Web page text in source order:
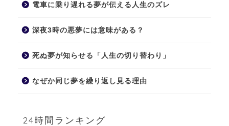
電車に乗り遅れる夢が伝える人生のズレ
深夜3時の悪夢には意味がある？
死ぬ夢が知らせる「人生の切り替わり」
なぜか同じ夢を繰り返し見る理由
24時間ランキング